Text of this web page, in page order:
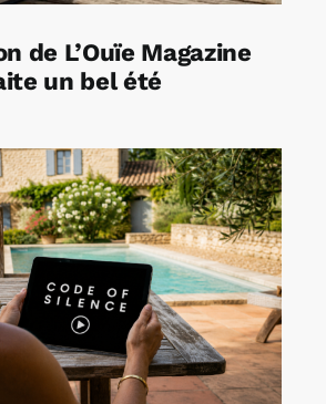
de L’Ouïe Magazine
un bel été